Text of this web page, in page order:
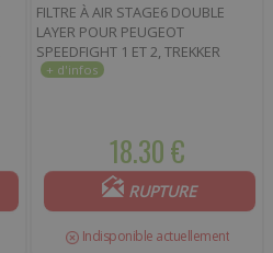
FILTRE À AIR STAGE6 DOUBLE
LAYER POUR PEUGEOT
SPEEDFIGHT 1 ET 2, TREKKER
18.30 €
RUPTURE
Indisponible actuellement